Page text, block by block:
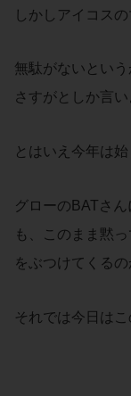
しかしアイコス
無駄がないとい
さすがとしか言い
とはいえ今年は始
グローのBATさ
も、このまま黙
をぶつけてくるの
それでは今日はこ